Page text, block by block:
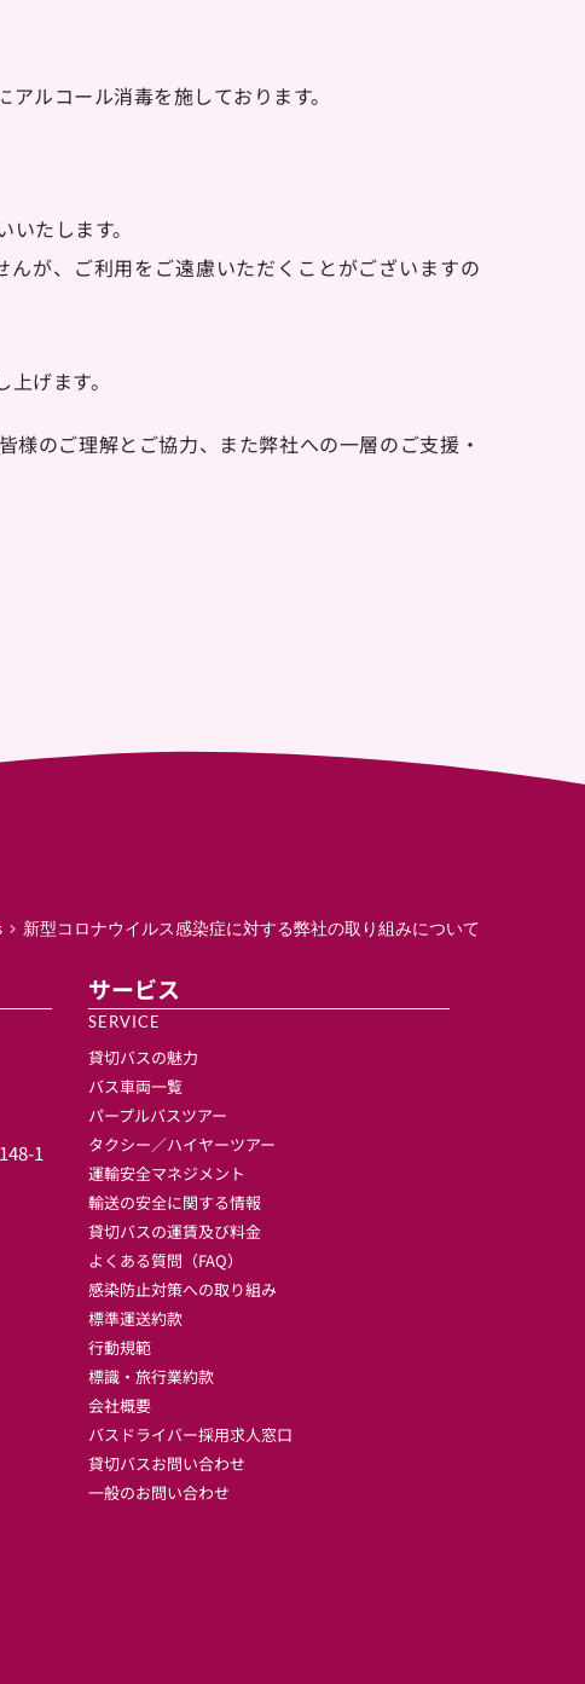
ルコール消毒を施しております。
たします。
が、ご利用をご遠慮いただくことがございますの
げます。
皆様のご理解とご協力、また弊社への一層のご支援・
新型コロナウイルス感染症に対する弊社の取り組みについて
1
サービス
SERVICE
貸切バスの魅力
バス車両一覧
パープルバスツアー
タクシー／ハイヤーツアー
運輸安全マネジメント
輸送の安全に関する情報
貸切バスの運賃及び料金
よくある質問（FAQ）
感染防止対策への取り組み
標準運送約款
行動規範
標識・旅行業約款
会社概要
バスドライバー採用求人窓口
貸切バスお問い合わせ
一般のお問い合わせ